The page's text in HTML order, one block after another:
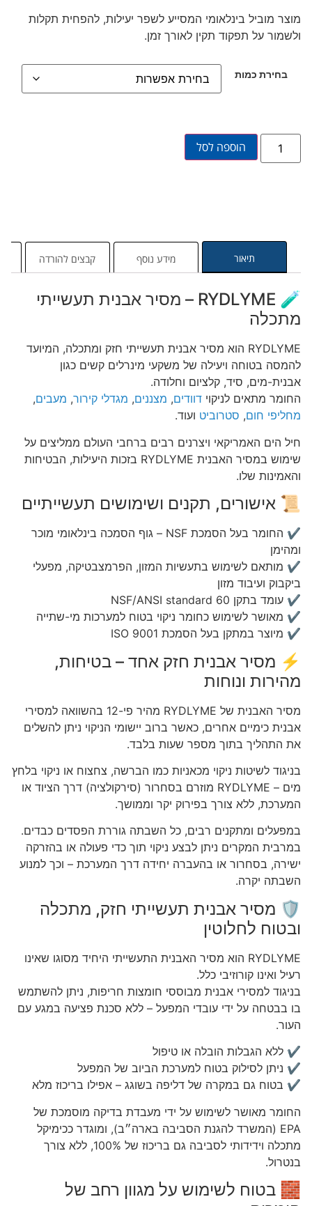
מוצר מוביל בינלאומי המסייע לשפר יעילות, להפחית תקלות
ולשמור על תפקוד תקין לאורך זמן.
בחירת כמות
הוספה לסל
תיאור מידע נוסף קבצים להורדה
🧪 RYDLYME – מסיר אבנית תעשייתי
מתכלה
RYDLYME הוא מסיר אבנית תעשייתי חזק ומתכלה, המיועד
להמסה בטוחה ויעילה של משקעי מינרלים קשים כגון
אבנית-מים, סיד, קלציום וחלודה.
החומר מתאים לניקוי דוודים, מצננים, מגדלי קירור, מעבים,
מחליפי חום, סטרוביט ועוד.
חיל הים האמריקאי ויצרנים רבים ברחבי העולם ממליצים על
שימוש במסיר האבנית RYDLYME בזכות היעילות, הבטיחות
והאמינות שלו.
📜 אישורים, תקנים ושימושים תעשייתיים
✔ החומר בעל הסמכת NSF – גוף הסמכה בינלאומי מוכר
ומהימן
✔ מותאם לשימוש בתעשיות המזון, הפרמצבטיקה, מפעלי
ביקבוק ועיבוד מזון
✔ עומד בתקן NSF/ANSI standard 60
✔ מאושר לשימוש כחומר ניקוי בטוח למערכות מי-שתייה
✔ מיוצר במתקן בעל הסמכת ISO 9001
⚡ מסיר אבנית חזק אחד – בטיחות,
מהירות ונוחות
מסיר האבנית של RYDLYME מהיר פי-12 בהשוואה למסירי
אבנית כימיים אחרים, כאשר ברוב יישומי הניקוי ניתן להשלים
את התהליך בתוך מספר שעות בלבד.
בניגוד לשיטות ניקוי מכאניות כמו הברשה, צחצוח או ניקוי בלחץ
מים – RYDLYME מוזרם בסחרור (סירקולציה) דרך הציוד או
המערכת, ללא צורך בפירוק יקר וממושך.
במפעלים ומתקנים רבים, כל השבתה גוררת הפסדים כבדים.
במרבית המקרים ניתן לבצע ניקוי תוך כדי פעולה או בהזרקה
ישירה, בסחרור או בהעברה יחידה דרך המערכת – וכך למנוע
השבתה יקרה.
🛡️ מסיר אבנית תעשייתי חזק, מתכלה
ובטוח לחלוטין
RYDLYME הוא מסיר האבנית התעשייתי היחיד מסוגו שאינו
רעיל ואינו קורוזיבי כלל.
בניגוד למסירי אבנית מבוססי חומצות חריפות, ניתן להשתמש
בו בבטחה על ידי עובדי המפעל – ללא סכנת פציעה במגע עם
העור.
✔ ללא הגבלות הובלה או טיפול
✔ ניתן לסילוק בטוח למערכת הביוב של המפעל
✔ בטוח גם במקרה של דליפה בשוגג – אפילו בריכוז מלא
החומר מאושר לשימוש על ידי מעבדת בדיקה מוסמכת של
EPA (המשרד להגנת הסביבה בארה״ב), ומוגדר ככימיקל
מתכלה וידידותי לסביבה גם בריכוז של 100%, ללא צורך
בנטרול.
🧱 בטוח לשימוש על מגוון רחב של